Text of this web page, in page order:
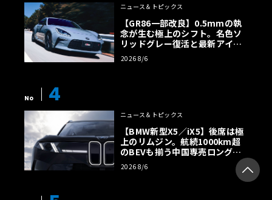
ニュース＆トピックス
【GR86一部改良】0.5mmの執
念が生む極上のシフト。名色ソ
リッドグレー復活と最新アイサ
イトでFRの極みへ
2026 8/6
No 4
ニュース＆トピックス
【BMW新型X5／iX5】後席は極
上のリムジン。航続1000km超
のBEVも揃う中国専売ロング仕
様の全貌
2026 8/6